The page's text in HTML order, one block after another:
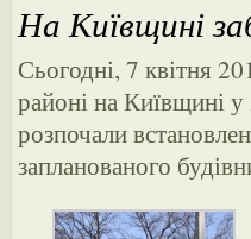
На Київщині
Сьогодні, 7 квітня
районі на Київщині
розпочали
запланованого